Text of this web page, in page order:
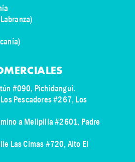
#090, Pichidangui.
Pescadores #267, Los
a Melipilla #2601, Padre
Las Cimas #720, Alto El